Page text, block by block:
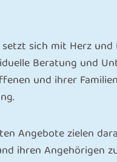
setzt sich mit Herz
Beratung und
und ihrer
Angebote zielen
ihren Angehörigen